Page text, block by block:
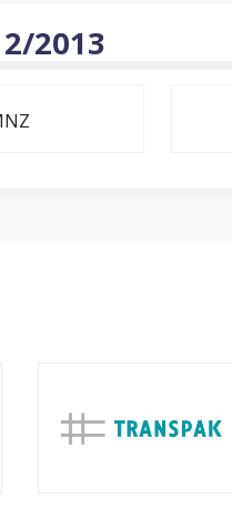
2013